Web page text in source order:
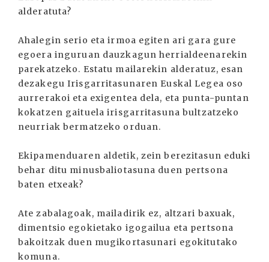
alderatuta?
Ahalegin serio eta irmoa egiten ari gara gure
egoera inguruan dauzkagun herrialdeenarekin
parekatzeko. Estatu mailarekin alderatuz, esan
dezakegu Irisgarritasunaren Euskal Legea oso
aurrerakoi eta exigentea dela, eta punta-puntan
kokatzen gaituela irisgarritasuna bultzatzeko
neurriak bermatzeko orduan.
Ekipamenduaren aldetik, zein berezitasun eduki
behar ditu minusbaliotasuna duen pertsona
baten etxeak?
Ate zabalagoak, mailadirik ez, altzari baxuak,
dimentsio egokietako igogailua eta pertsona
bakoitzak duen mugikortasunari egokitutako
komuna.